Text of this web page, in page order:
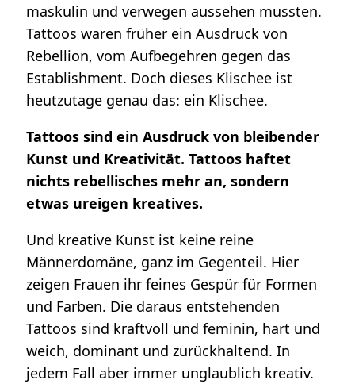
maskulin und verwegen aussehen mussten.
Tattoos waren früher ein Ausdruck von
Rebellion, vom Aufbegehren gegen das
Establishment. Doch dieses Klischee ist
heutzutage genau das: ein Klischee.
Tattoos sind ein Ausdruck von bleibender
Kunst und Kreativität. Tattoos haftet
nichts rebellisches mehr an, sondern
etwas ureigen kreatives.
Und kreative Kunst ist keine reine
Männerdomäne, ganz im Gegenteil. Hier
zeigen Frauen ihr feines Gespür für Formen
und Farben. Die daraus entstehenden
Tattoos sind kraftvoll und feminin, hart und
weich, dominant und zurückhaltend. In
jedem Fall aber immer unglaublich kreativ.